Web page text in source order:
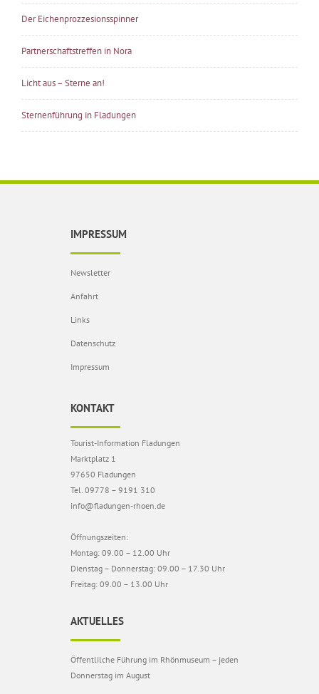
Der Eichenprozzesionsspinner
Partnerschaftstreffen in Nora
Licht aus – Sterne an!
Sternenführung in Fladungen
IMPRESSUM
Newsletter
Anfahrt
Links
Datenschutz
Impressum
KONTAKT
Tourist-Information Fladungen
Marktplatz 1
97650 Fladungen
Tel. 09778 – 9191 310
info@fladungen-rhoen.de
Öffnungszeiten:
Montag: 09.00 – 12.00 Uhr
Dienstag – Donnerstag: 09.00 – 17.30 Uhr
Freitag: 09.00 – 13.00 Uhr
AKTUELLES
Öffentlilche Führung im Rhönmuseum – jeden
Donnerstag im August